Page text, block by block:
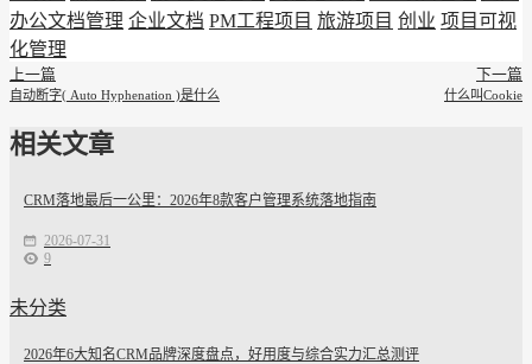
办公文档管理 企业文档 PM工程项目 旅游项目 创业 项目可视
化管理
上一篇
自动断字( Auto Hyphenation )是什么
下一篇
什么叫Cookie
相关文章
CRM落地最后一公里：2026年8款客户管理系统落地指南
2026-07-31
9
未分类
2026年6大知名CRM品牌深度盘点，好用度与综合实力汇总测评